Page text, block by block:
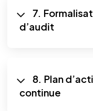
7.
d’audit
8. Plan
continue